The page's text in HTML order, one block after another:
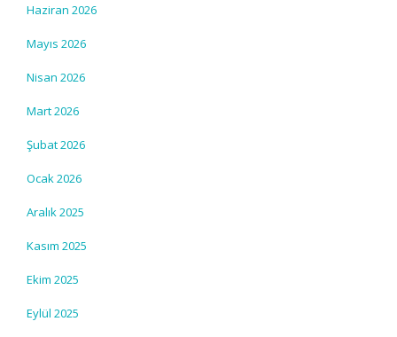
Haziran 2026
Mayıs 2026
Nisan 2026
Mart 2026
Şubat 2026
Ocak 2026
Aralık 2025
Kasım 2025
Ekim 2025
Eylül 2025